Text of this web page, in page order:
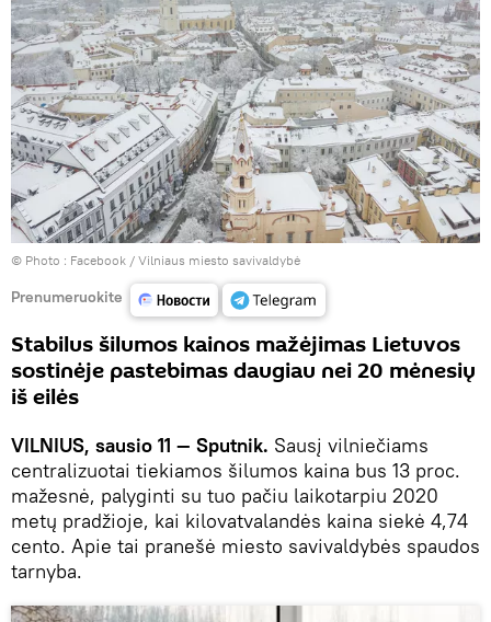
© Photo : Facebook / Vilniaus miesto savivaldybė
Prenumeruokite
Stabilus šilumos kainos mažėjimas Lietuvos
sostinėje pastebimas daugiau nei 20 mėnesių
iš eilės
VILNIUS, sausio 11 — Sputnik. Sausį vilniečiams
centralizuotai tiekiamos šilumos kaina bus 13 proc.
mažesnė, palyginti su tuo pačiu laikotarpiu 2020
metų pradžioje, kai kilovatvalandės kaina siekė 4,74
cento. Apie tai pranešė miesto savivaldybės spaudos
tarnyba.